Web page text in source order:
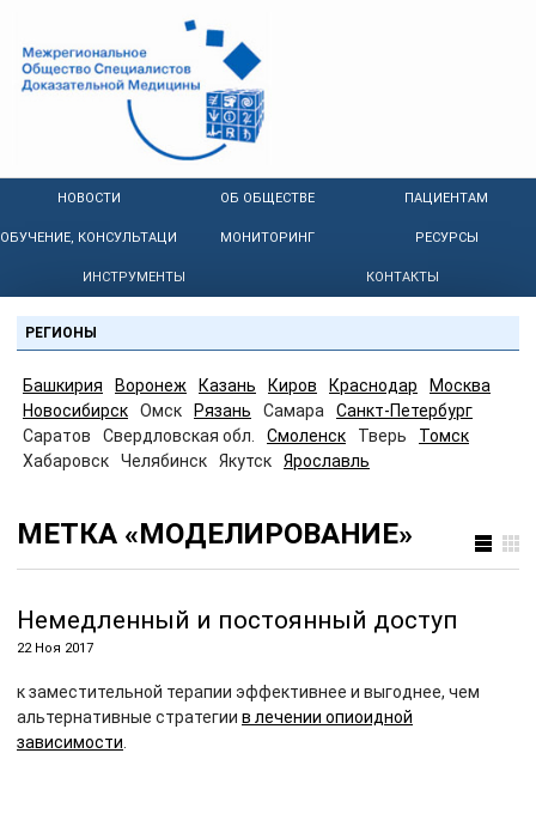
НОВОСТИ ОБ ОБЩЕСТВЕ ПАЦИЕНТАМ
ОБУЧЕНИЕ, КОНСУЛЬТАЦИИ МОНИТОРИНГ РЕСУРСЫ
ИНСТРУМЕНТЫ КОНТАКТЫ
РЕГИОНЫ
Башкирия Воронеж Казань Киров Краснодар
Москва
Новосибирск
Омск Рязань Самара
Санкт-Петербург
Саратов
Свердловская обл. Смоленск Тверь
Томск
Хабаровск
Челябинск Якутск Ярославль
МЕТКА «МОДЕЛИРОВАНИЕ»
Немедленный и постоянный доступ
22 Ноя 2017
к заместительной терапии эффективнее и выгоднее, чем
альтернативные стратегии в лечении опиоидной
зависимости